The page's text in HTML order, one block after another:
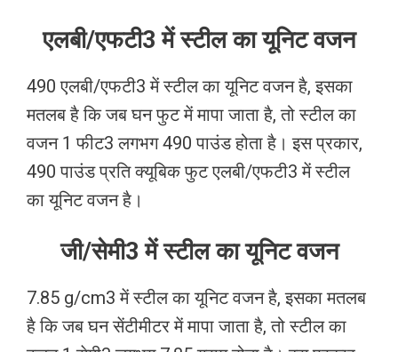
एलबी/एफटी3 में स्टील का यूनिट वजन
490 एलबी/एफटी3 में स्टील का यूनिट वजन है, इसका
मतलब है कि जब घन फुट में मापा जाता है, तो स्टील का
वजन 1 फीट3 लगभग 490 पाउंड होता है। इस प्रकार,
490 पाउंड प्रति क्यूबिक फुट एलबी/एफटी3 में स्टील
का यूनिट वजन है।
जी/सेमी3 में स्टील का यूनिट वजन
7.85 g/cm3 में स्टील का यूनिट वजन है, इसका मतलब
है कि जब घन सेंटीमीटर में मापा जाता है, तो स्टील का